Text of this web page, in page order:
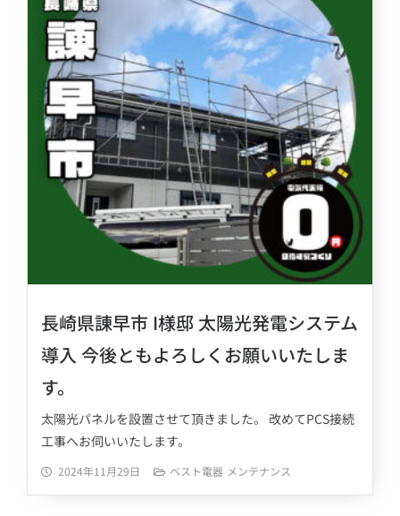
長崎県諌早市 I様邸 太陽光発電システム
導入 今後ともよろしくお願いいたしま
す。
太陽光パネルを設置させて頂きました。 改めてPCS接続
工事へお伺いいたします。
2024年11月29日 ベスト電器 メンテナンス